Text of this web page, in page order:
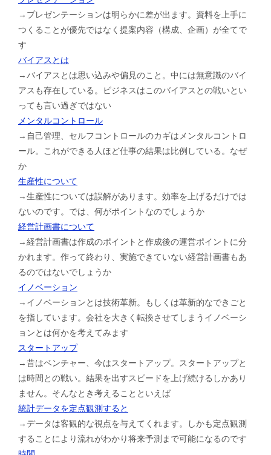
→プレゼンテーションは明らかに差が出ます。資料を上手に
つくることが優先ではなく提案内容（構成、企画）が全てで
す
バイアスとは
→バイアスとは思い込みや偏見のこと。中には無意識のバイ
アスも存在している。ビジネスはこのバイアスとの戦いとい
っても言い過ぎではない
メンタルコントロール
→自己管理、セルフコントロールのカギはメンタルコントロ
ール。これができる人ほど仕事の結果は比例している。なぜ
か
生産性について
→生産性については誤解があります。効率を上げるだけでは
ないのです。では、何がポイントなのでしょうか
経営計画書について
→経営計画書は作成のポイントと作成後の運営ポイントに分
かれます。作って終わり、実施できていない経営計画書もあ
るのではないでしょうか
イノベーション
→イノベーションとは技術革新。もしくは革新的なできごと
を指しています。会社を大きく転換させてしまうイノベーシ
ョンとは何かを考えてみます
スタートアップ
→昔はベンチャー、今はスタートアップ。スタートアップと
は時間との戦い。結果を出すスピードを上げ続けるしかあり
ません。そんなとき考えることといえば
統計データを定点観測すると
→データは客観的な視点を与えてくれます。しかも定点観測
することにより流れがわかり将来予測まで可能になるのです